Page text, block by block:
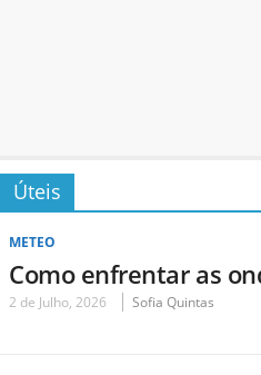
Úteis
METEO
Como enfrentar as
2 de Julho, 2026 Sofia Quintas